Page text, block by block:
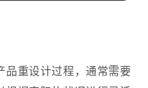
品重设计过程，通常需要